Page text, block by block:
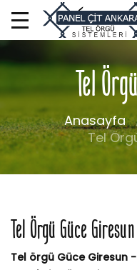
Tel
Anasayfa
Tel
Tel Örgü Güce Giresun
Tel örgü Güce Giresun